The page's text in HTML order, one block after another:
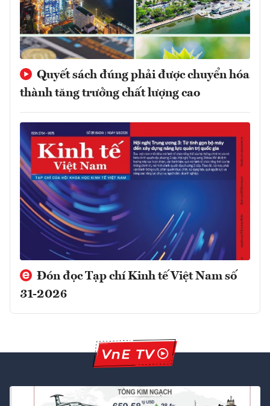
Quyết sách đúng phải được chuyển hóa
thành tăng trưởng chất lượng cao
Đón đọc Tạp chí Kinh tế Việt Nam số
31-2026